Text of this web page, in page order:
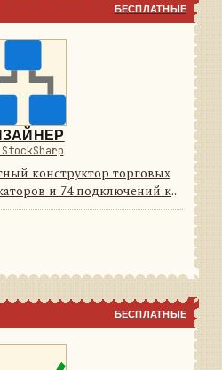
БЕСПЛАТНЫЕ
конструктор торговых
и 74 подключений к
Стратегия собирается
удобнее кодом — рядом
БЕСПЛАТНЫЕ